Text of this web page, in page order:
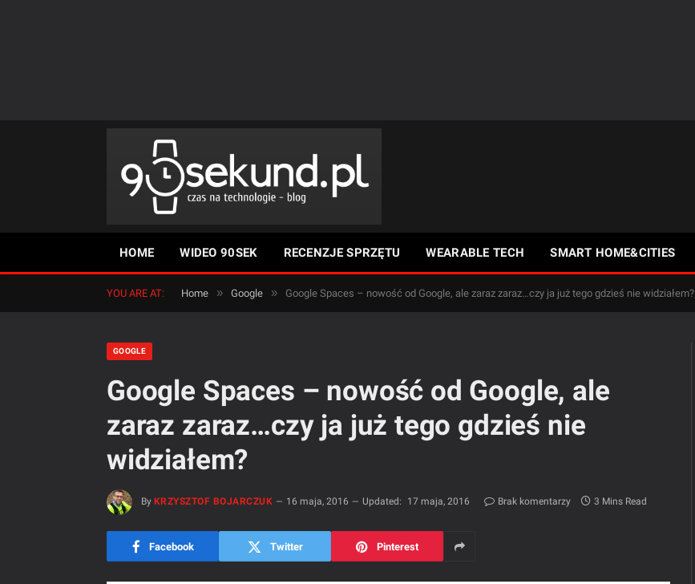
HOME WIDEO 90SEK RECENZJE SPRZĘTU WEARABLE TECH SMART HOME&CITIES
YOU ARE AT: Home » Google » Google Spaces – nowość od Google, ale zaraz zaraz…czy ja już tego gdzieś nie widziałem?
GOOGLE
Google Spaces – nowość od Google, ale
zaraz zaraz…czy ja już tego gdzieś nie
widziałem?
By KRZYSZTOF BOJARCZUK 16 maja, 2016 Updated: 17 maja, 2016 Brak komentarzy 3 Mins Read
Facebook Twitter Pinterest